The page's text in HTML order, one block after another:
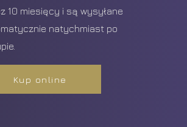
10 miesięcy i są wysyłane
natychmiast po
Kup online